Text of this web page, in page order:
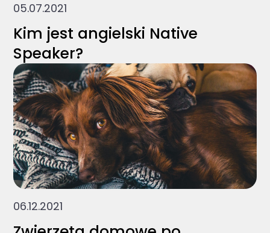
05.07.2021
Kim jest angielski Native
Speaker?
06.12.2021